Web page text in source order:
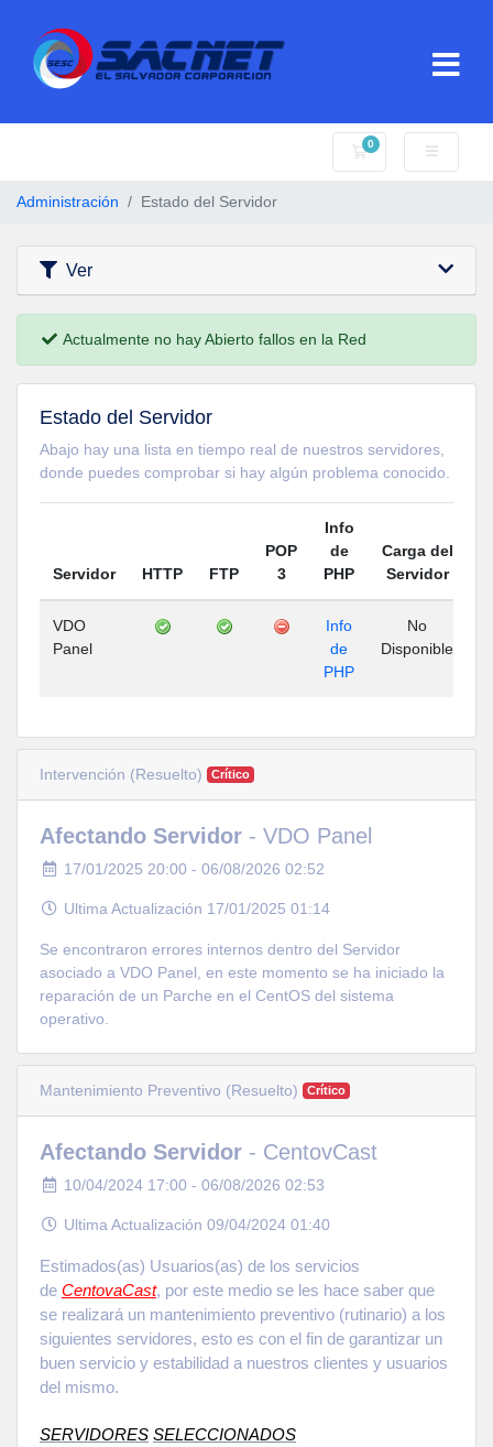
0
Carro de Pedidos
Administración Estado del Servidor
Ver
Actualmente no hay Abierto fallos en la Red
Estado del Servidor
Abajo hay una lista en tiempo real de nuestros servidores,
donde puedes comprobar si hay algún problema conocido.
Servidor HTTP FTP
POP
3
Info
de
PHP
Carga del
Servidor
VDO
Panel
Info
de
PHP
No
Disponible
Intervención (Resuelto) Crítico
Afectando Servidor - VDO Panel
17/01/2025 20:00 - 06/08/2026 02:52
Ultima Actualización 17/01/2025 01:14
Se encontraron errores internos dentro del Servidor
asociado a VDO Panel, en este momento se ha iniciado la
reparación de un Parche en el CentOS del sistema
operativo.
Mantenimiento Preventivo (Resuelto) Crítico
Afectando Servidor - CentovCast
10/04/2024 17:00 - 06/08/2026 02:53
Ultima Actualización 09/04/2024 01:40
Estimados(as) Usuarios(as) de los servicios
de CentovaCast, por este medio se les hace saber que
se realizará un mantenimiento preventivo (rutinario) a los
siguientes servidores, esto es con el fin de garantizar un
buen servicio y estabilidad a nuestros clientes y usuarios
del mismo.
SERVIDORES SELECCIONADOS